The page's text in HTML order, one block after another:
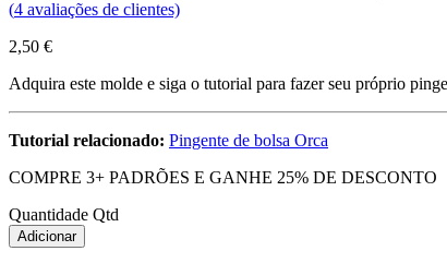
(4 avaliações de clientes)
2,50 €
Adquira este molde e siga o tutorial para fazer seu próprio
Tutorial relacionado: Pingente de bolsa Orca
COMPRE 3+ PADRÕES E GANHE 25% DE DESCONTO
Quantidade Qtd
Adicionar